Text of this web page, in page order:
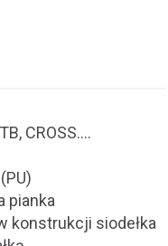
CROSS....
pianka
konstrukcji siodełka